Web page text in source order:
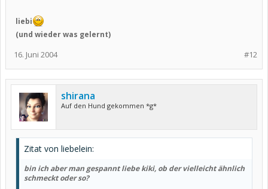
liebi
(und wieder was gelernt)
#12
16. Juni 2004
shirana
Auf den Hund gekommen *g*
Zitat von liebelein:
bin ich aber man gespannt liebe kiki, ob der vielleicht ähnlich
schmeckt oder so?